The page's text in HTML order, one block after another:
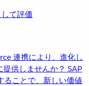
て評価
連携により、進化し
供しませんか？ SAP
ることで、新しい価値